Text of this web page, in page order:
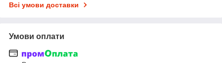
Всі умови доставки
Умови оплати